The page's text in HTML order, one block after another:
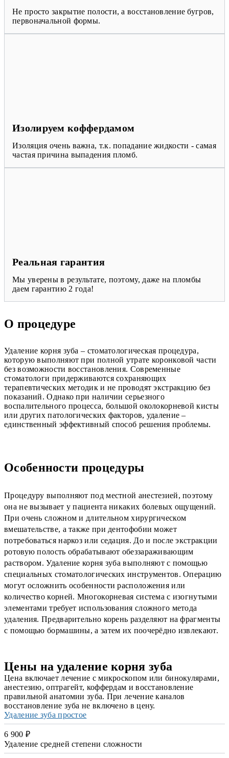
Не просто закрытие полости, а восстановление бугров,
первоначальной формы.
Изолируем коффердамом
Изоляция очень важна, т.к. попадание жидкости - самая
частая причина выпадения пломб.
Реальная гарантия
Мы уверены в результате, поэтому, даже на пломбы
даем гарантию 2 года!
О процедуре
Удаление корня зуба – стоматологическая процедура,
которую выполняют при полной утрате коронковой части
без возможности восстановления. Современные
стоматологи придерживаются сохраняющих
терапевтических методик и не проводят экстракцию без
показаний. Однако при наличии серьезного
воспалительного процесса, большой околокорневой кисты
или других патологических факторов, удаление –
единственный эффективный способ решения проблемы.
Особенности процедуры
Процедуру выполняют под местной анестезией, поэтому
она не вызывает у пациента никаких болевых ощущений.
При очень сложном и длительном хирургическом
вмешательстве, а также при дентофобии может
потребоваться наркоз или седация. До и после экстракции
ротовую полость обрабатывают обеззараживающим
раствором. Удаление корня зуба выполняют с помощью
специальных стоматологических инструментов. Операцию
могут осложнить особенности расположения или
количество корней. Многокорневая система с изогнутыми
элементами требует использования сложного метода
удаления. Предварительно корень разделяют на фрагменты
с помощью бормашины, а затем их поочерёдно извлекают.
Цены на удаление корня зуба
Цена включает лечение с микроскопом или бинокулярами,
анестезию, оптрагейт, коффердам и восстановление
правильной анатомии зуба. При лечение каналов
восстановление зуба не включено в цену.
Удаление зуба простое
6 900 ₽
Удаление средней степени сложности